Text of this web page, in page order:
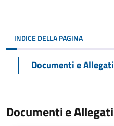
INDICE DELLA PAGINA
Documenti e Allegati
Documenti e Allegati